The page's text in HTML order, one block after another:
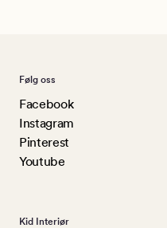
Følg oss
Facebook
Instagram
Pinterest
Youtube
Kid Interiør